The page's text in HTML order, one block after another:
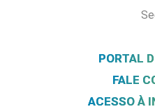
PORTAL
FALE
ACESSO À